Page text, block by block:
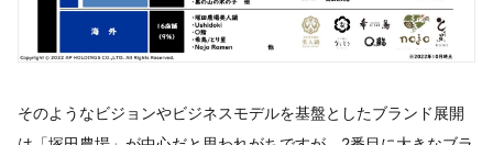
そのようなビジョンやビジネスモデルを基盤としたブランド展開